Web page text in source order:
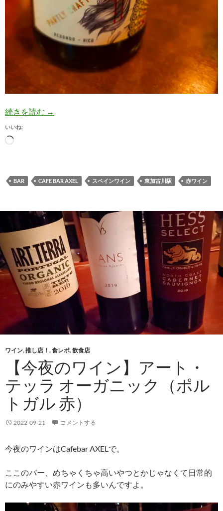
続きを読む 【赤ワイン/実飲】（ウイスキー樽熟成？）La
→
いいね:
読
み
中…
BAR CAFE BAR AXEL スペインワイン 東加古川駅 赤ワイン
ワイン,推し店！ ,食レポ,飲食店
【今夜のワイン】アート・
テッラ オーガニック（ポル
トガル 赤）
2022-09-21 コメントする
今夜のワインはCafebar AXELで。
ここのバー、めちゃくちゃ高いやつとかじゃなくて日常的
にのみやすい赤ワインも多いんですよ。